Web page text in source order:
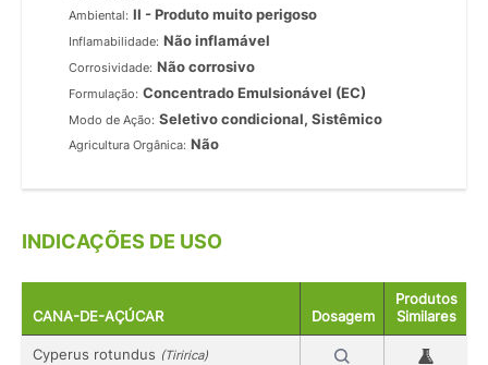
Ambiental: II - Produto muito perigoso
Inflamabilidade: Não inflamável
Corrosividade: Não corrosivo
Formulação: Concentrado Emulsionável (EC)
Modo de Ação: Seletivo condicional, Sistêmico
Agricultura Orgânica: Não
INDICAÇÕES DE USO
CANA-DE-AÇÚCAR Dosagem
Produtos
Similares
Cyperus rotundus (Tiririca)